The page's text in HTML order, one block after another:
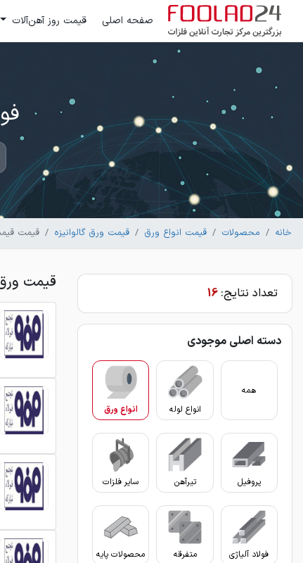
صفحه اصلی قیمت روز آهن‌آلات
فولاد 24 ؛
خانه محصولات قیمت انواع ورق قیمت ورق گالوانیزه قیمت
تعداد نتایج: 16
دسته اصلی موجودی
همه
انواع لوله
انواع ورق
پروفیل تیرآهن سایر فلزات
فولاد آلیاژی متفرقه محصولات پایه
قیمت ورق